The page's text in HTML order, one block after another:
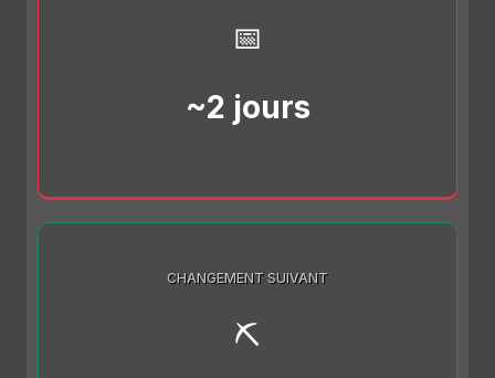
📅
~2 jours
CHANGEMENT SUIVANT
⛏️